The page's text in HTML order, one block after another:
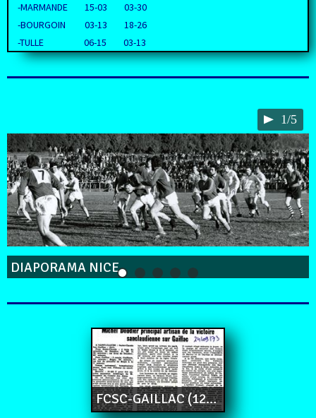
-MARMANDE 15-03 03-30
-BOURGOIN 03-13 18-26
-TULLE 06-15 03-13
DIAPORAMA NICE
1/5
FCSC-GAILLAC (12-11)